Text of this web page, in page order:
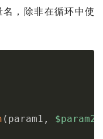
，除非在循环中使
( param1 , $param2